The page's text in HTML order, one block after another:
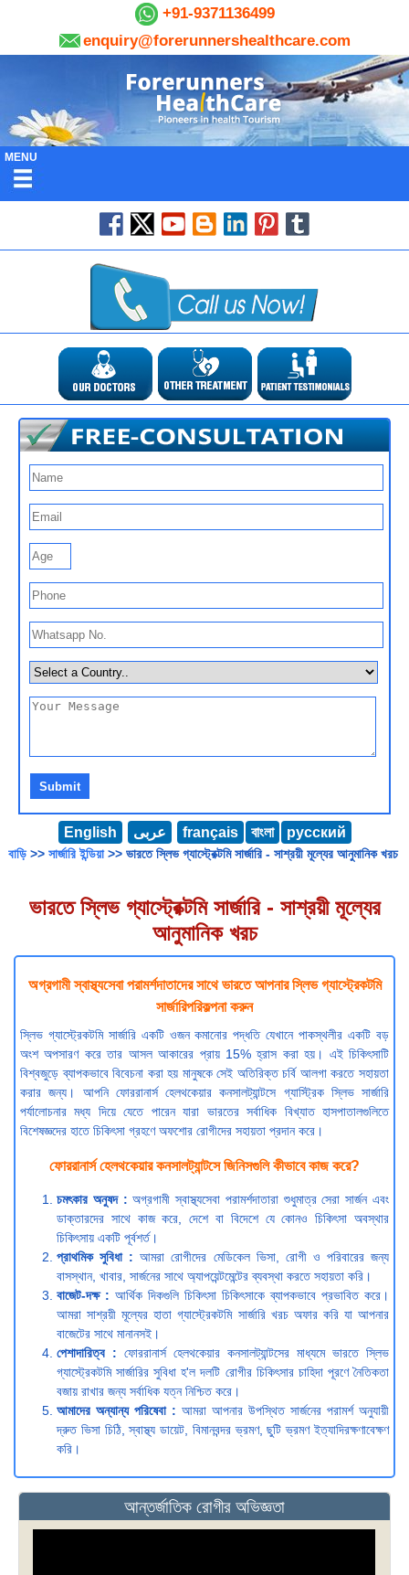
+91-9371136499
enquiry@forerunnershealthcare.com
MENU
English عربى français বাংলা русский
বাড়ি>> সার্জারি ইন্ডিয়া>> ভারতে স্লিভ গ্যাস্ট্রেক্টমি সার্জারি - সাশ্রয়ী মূল্যের আনুমানিক খরচ
ভারতে স্লিভ গ্যাস্ট্রেক্টমি সার্জারি - সাশ্রয়ী মূল্যের
আনুমানিক খরচ
অগ্রগামী স্বাস্থ্যসেবা পরামর্শদাতাদের সাথে ভারতে আপনার স্লিভ গ্যাস্ট্রেকটমি
সার্জারিপরিকল্পনা করুন
স্লিভ গ্যাস্ট্রেকটমি সার্জারি একটি ওজন কমানোর পদ্ধতি যেখানে পাকস্থলীর একটি বড়
অংশ অপসারণ করে তার আসল আকারের প্রায় 15% হ্রাস করা হয়। এই চিকিৎসাটি
বিশ্বজুড়ে ব্যাপকভাবে বিবেচনা করা হয় মানুষকে সেই অতিরিক্ত চর্বি আলগা করতে সহায়তা
করার জন্য। আপনি ফোররানার্স হেলথকেয়ার কনসালট্যান্টসে গ্যাস্ট্রিক স্লিভ সার্জারি
পর্যালোচনার মধ্য দিয়ে যেতে পারেন যারা ভারতের সর্বাধিক বিখ্যাত হাসপাতালগুলিতে
বিশেষজ্ঞদের হাতে চিকিৎসা গ্রহণে অফশোর রোগীদের সহায়তা প্রদান করে।
ফোররানার্স হেলথকেয়ার কনসালট্যান্টসে জিনিসগুলি কীভাবে কাজ করে?
চমৎকার অনুষদ :অগ্রগামী স্বাস্থ্যসেবা পরামর্শদাতারা শুধুমাত্র সেরা সার্জন এবং
ডাক্তারদের সাথে কাজ করে, দেশে বা বিদেশে যে কোনও চিকিৎসা অবস্থার
চিকিৎসায় একটি পূর্বশর্ত।
প্রাথমিক সুবিধা : আমরা রোগীদের মেডিকেল ভিসা, রোগী ও পরিবারের জন্য
বাসস্থান, খাবার, সার্জনের সাথে অ্যাপয়েন্টমেন্টের ব্যবস্থা করতে সহায়তা করি।
বাজেট-দক্ষ : আর্থিক দিকগুলি চিকিৎসা চিকিৎসাকে ব্যাপকভাবে প্রভাবিত করে।
আমরা সাশ্রয়ী মূল্যের হাতা গ্যাস্ট্রেকটমি সার্জারি খরচ অফার করি যা আপনার
বাজেটের সাথে মানানসই।
পেশাদারিত্ব : ফোররানার্স হেলথকেয়ার কনসালট্যান্টসের মাধ্যমে ভারতে স্লিভ
গ্যাস্ট্রেকটমি সার্জারির সুবিধা হ'ল দলটি রোগীর চিকিৎসার চাহিদা পূরণে নৈতিকতা
বজায় রাখার জন্য সর্বাধিক যত্ন নিশ্চিত করে।
আমাদের অন্যান্য পরিষেবা : আমরা আপনার উপস্থিত সার্জনের পরামর্শ অনুযায়ী
দ্রুত ভিসা চিঠি, স্বাস্থ্য ডায়েট, বিমানবন্দর ভ্রমণ, ছুটি ভ্রমণ ইত্যাদিরক্ষণাবেক্ষণ
করি।
আন্তর্জাতিক রোগীর অভিজ্ঞতা